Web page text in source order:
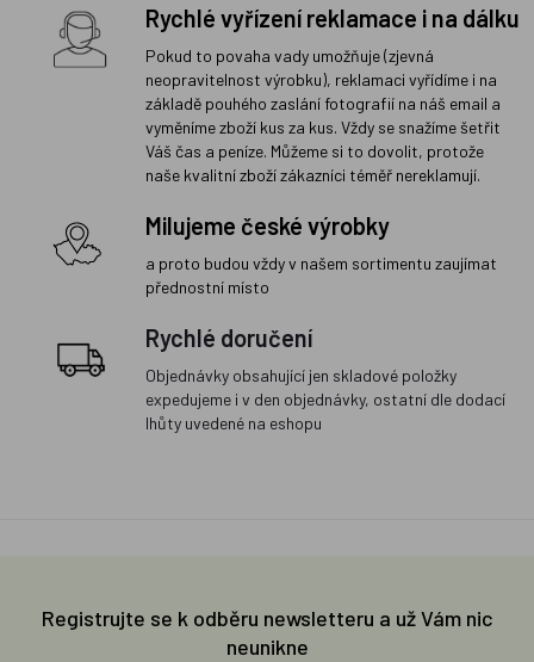
Rychlé vyřízení reklamace i na dálku
Pokud to povaha vady umožňuje (zjevná
neopravitelnost výrobku), reklamaci vyřídíme i na
základě pouhého zaslání fotografií na náš email a
vyměníme zboží kus za kus. Vždy se snažíme šetřit
Váš čas a peníze. Můžeme si to dovolit, protože
naše kvalitní zboží zákazníci téměř nereklamují.
Milujeme české výrobky
a proto budou vždy v našem sortimentu zaujímat
přednostní místo
Rychlé doručení
Objednávky obsahující jen skladové položky
expedujeme i v den objednávky, ostatní dle dodací
lhůty uvedené na eshopu
Registrujte se k odběru newsletteru a už Vám nic
neunikne